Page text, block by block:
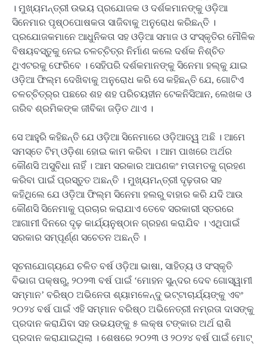
। ମୁଖ୍ୟମନ୍ତ୍ରୀ ଉଭୟ ପ୍ରଯୋଜକ ଓ ଦର୍ଶକମାନଙ୍କୁ ଓଡ଼ିଆ
ସିନେମାର ପୃଷ୍ଠପୋଷକତା ସାଜିବାକୁ ଅନୁରୋଧ କରିଛନ୍ତି ।
ପ୍ରଯୋଜକମାନେ ଆଧୁନିକତା ସହ ଓଡ଼ିଆ ସମାଜ ଓ ସଂସ୍କୃତିର ମୌଳିକ
ବିଷୟବସ୍ତୁକୁ ନେଇ ଚଳଚ୍ଚିତ୍ର ନିର୍ମାଣ କଲେ ଦର୍ଶକ ନିଶ୍ଚିତ
ଥିଏଟରକୁ ଫେରିବେ । ସେହିପରି ଦର୍ଶକମାନଙ୍କୁ ସିନେମା ହଲ୍କୁ ଯାଇ
ଓଡ଼ିଆ ଫିଲ୍ମ ଦେଖିବାକୁ ଅନୁରୋଧ କରି ସେ କହିଛନ୍ତି ଯେ, ଗୋଟିଏ
ଚଳଚ୍ଚିତ୍ର୍ର ପଛରେ ଶହ ଶହ ପରିଚୟହୀନ ଟେକନିସିଆନ, ଲେଖକ ଓ
ଗରିବ ଶ୍ରମିକଙ୍କ ଜୀବିକା ଜଡ଼ିତ ଥାଏ ।
ସେ ଆହୁରି କହିଛନ୍ତି ଯେ ଓଡ଼ିଆ ସିନେମାରେ ଓଡ଼ିଆତ୍ୱ ଅଛି । ଆମେ
ସମସ୍ତେ ଟିମ୍ ଓଡ଼ିଶା ହୋଇ କାମ କରିବା । ଆମ ପାଖରେ ଅର୍ଥର
କୌଣସି ଅସୁବିଧା ନାହିଁ । ଆମ ସରକାର ଆପଣକଂ ମତାମତକୁ ଗ୍ରହଣ
କରିବା ପାଇଁ ପ୍ରସ୍ତୁତ ଅଛନ୍ତି । ମୁଖ୍ୟମନ୍ତ୍ରୀ ଦୃଢ଼ତାର ସହ
କହିଥିଲେ ଯେ ଓଡ଼ିଆ ଫିଲ୍ମ ସିନେମା ହଲରୁ ବାହାର କରି ଯଦି ଆଉ
କୌଣସି ସିନେମାକୁ ପ୍ରଚାର କରାଯାଏ ତେବେ ସରକାରୀ ସ୍ତରରେ
ଆଗାମୀ ଦିନରେ ଦୃଢ଼ କାର୍ଯ୍ୟନୁଷ୍ଠାନ ଗ୍ରହଣ କରାଯିବ । ଏଥିପାଇଁ
ସରକାର ସମ୍ପୂର୍ଣ୍ଣ ସଚେତନ ଅଛନ୍ତି ।
ସୂଚନାଯୋଗ୍ୟଯେ ଚଳିତ ବର୍ଷ ଓଡ଼ିଆ ଭାଷା, ସାହିତ୍ୟ ଓ ସଂସ୍କୃତି
ବିଭାଗ ପକ୍ଷରୁ, ୨୦୨୩ ବର୍ଷ ପାଇଁ ‘ମୋହନ ସୁନ୍ଦର ଦେବ ଗୋସ୍ୱାମୀ
ସମ୍ମାନ’ ବରିଷ୍ଠ ଅଭିନେତା ଶ୍ୟାମଳେନ୍ଦୁ ଭଟ୍ଟାଚାର୍ଯ୍ୟଙ୍କୁ ଏବଂ
୨୦୨୪ ବର୍ଷ ପାଇଁ ଏହି ସମ୍ମାନ ବରିଷ୍ଠ ଅଭିନେତ୍ରୀ ନମ୍ରତା ଦାସଙ୍କୁ
ପ୍ରଦାନ କରାଯିବା ସହ ଉଭୟଙ୍କୁ ୫ ଲକ୍ଷ ଟଙ୍କାର ଅର୍ଥ ରାଶି
ପ୍ରଦାନ କରାଯାଇଥିଲା । ଶେଷରେ ୨୦୨୩ ଓ ୨୦୨୪ ବର୍ଷ ପାଇଁ ମୋଟ୍